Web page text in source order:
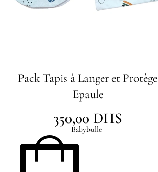
Pack Tapis à Langer et Protège
Epaule
Babybulle
350,00 DHS